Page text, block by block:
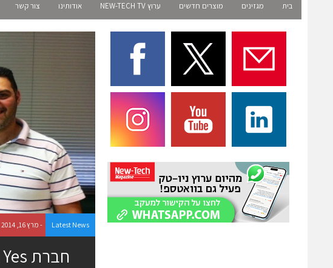
בית מגזינים מוצרים חדשים ערוץ NEW-TECH TV אודותינו צור קשר
Latest News - מרץ 16, 2014